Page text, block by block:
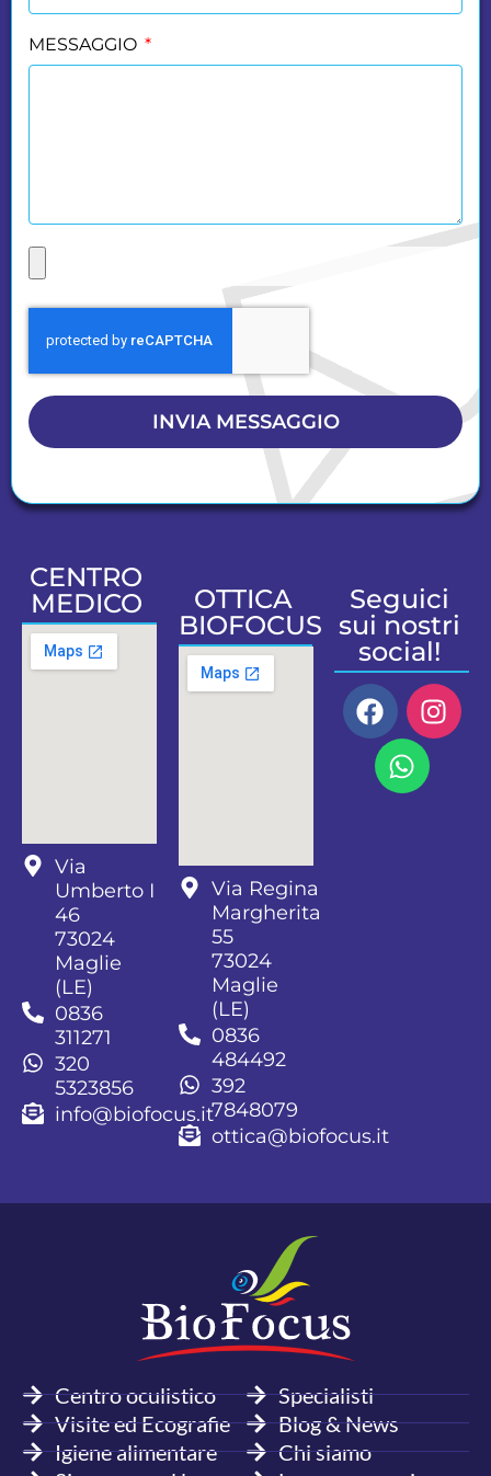
MESSAGGIO
INVIA MESSAGGIO
CENTRO
MEDICO
Via
Umberto I
46
73024
Maglie
(LE)
0836
311271
320
5323856
info@biofocus.it
OTTICA
BIOFOCUS
Via Regina
Margherita
55
73024
Maglie
(LE)
0836
484492
392
7848079
ottica@biofocus.it
Seguici
sui nostri
social!
Centro oculistico
Visite ed Ecografie
Igiene alimentare
Specialisti
Blog & News
Chi siamo